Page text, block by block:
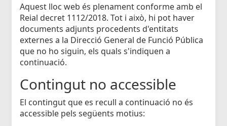
Aquest lloc web és plenament conforme amb el
Reial decret 1112/2018. Tot i això, hi pot haver
documents adjunts procedents d'entitats
externes a la Direcció General de Funció Pública
que no ho siguin, els quals s'indiquen a
continuació.
Contingut no accessible
El contingut que es recull a continuació no és
accessible pels següents motius: